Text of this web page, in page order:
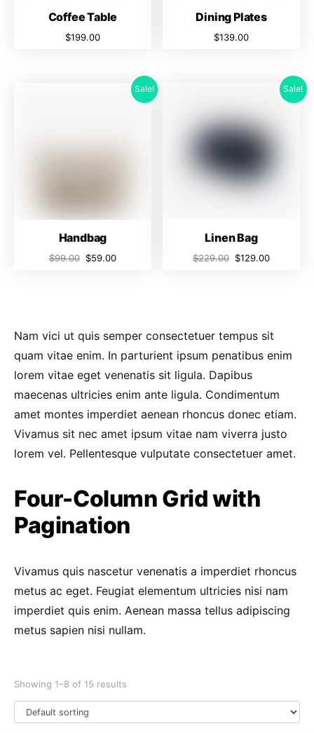
Coffee Table
$199.00
Dining Plates
$139.00
Sale!
Handbag
$99.00 $59.00
Sale!
Linen Bag
$229.00 $129.00
Nam vici ut quis semper consectetuer tempus sit
quam vitae enim. In parturient ipsum penatibus enim
lorem vitae eget venenatis sit ligula. Dapibus
maecenas ultricies enim ante ligula. Condimentum
amet montes imperdiet aenean rhoncus donec etiam.
Vivamus sit nec amet ipsum vitae nam viverra justo
lorem vel. Pellentesque vulputate consectetuer amet.
Four-Column Grid with
Pagination
Vivamus quis nascetur venenatis a imperdiet rhoncus
metus ac eget. Feugiat elementum ultricies nisi nam
imperdiet quis enim. Aenean massa tellus adipiscing
metus sapien nisi nullam.
Showing 1–8 of 15 results